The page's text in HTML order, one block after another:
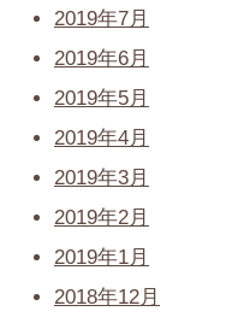
2019年7月
2019年6月
2019年5月
2019年4月
2019年3月
2019年2月
2019年1月
2018年12月